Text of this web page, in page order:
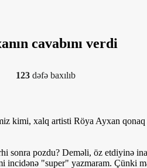
cavabını verdi
123 dəfə baxılıb
kimi, xalq artisti Röya Ayxan qonaq
sonra pozdu? Deməli, öz etdiyinə
incidənə "super" yazmaram. Çünki